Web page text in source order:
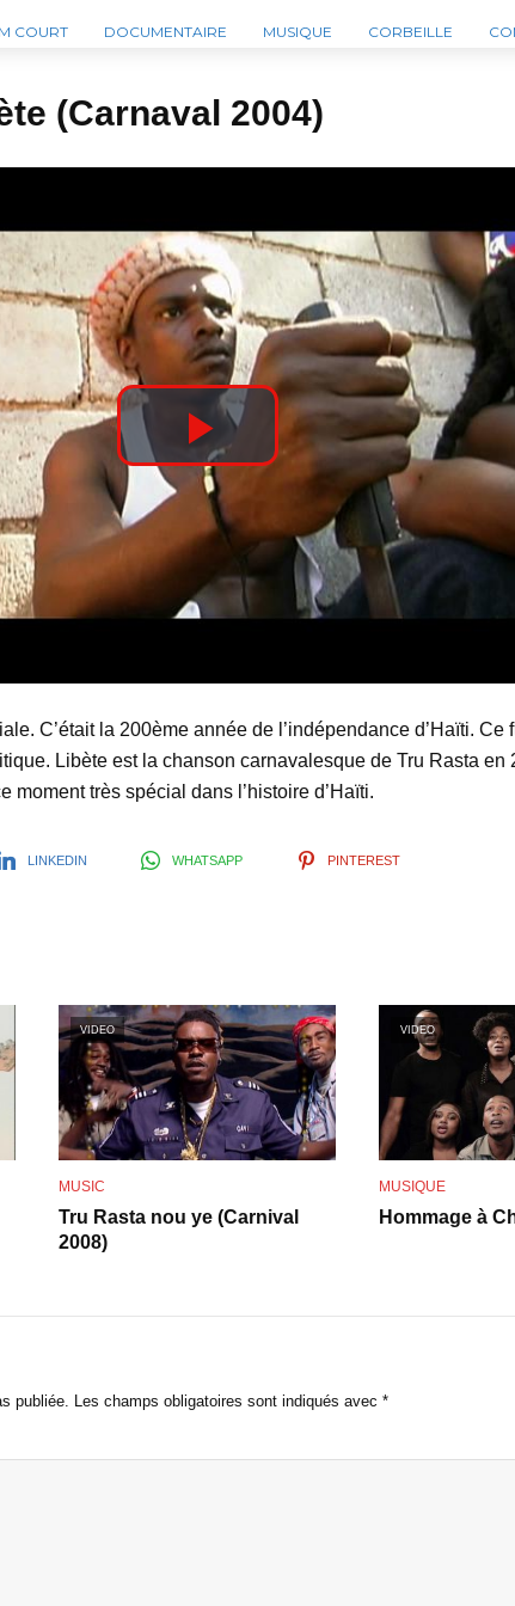
COURT DOCUMENTAIRE MUSIQUE CORBEILLE
(Carnaval 2004)
P
l
a
V
i
e
o
C’était la 200ème année de l’indépendance d’Haïti. Ce
Libète est la chanson carnavalesque de Tru Rasta en
moment très spécial dans l’histoire d’Haïti.
LINKEDIN WHATSAPP PINTEREST
VIDEO
MUSIC
Tru Rasta nou ye (Carnival
2008)
VIDEO
MUSIQUE
Hommage à
publiée. Les champs obligatoires sont indiqués avec *